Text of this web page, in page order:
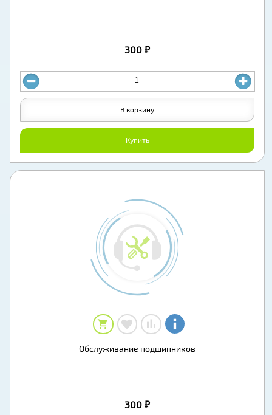
300 ₽
Купить
В корзину
Обслуживание подшипников
300 ₽